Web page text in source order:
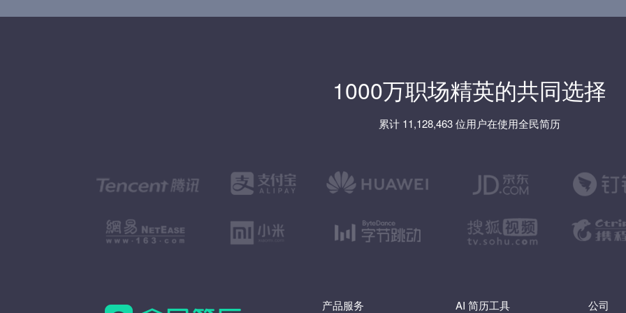
1000万职场精英的共同选择
累计 11,128,463 位用户在使用全民简历
产品服务 AI 简历工具 公司